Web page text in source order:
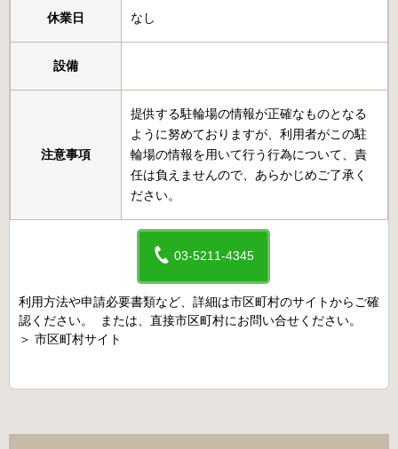
休業日 なし
設備
注意事項
提供する駐輪場の情報が正確なものとなる
ように努めておりますが、利用者がこの駐
輪場の情報を用いて行う行為について、責
任は負えませんので、あらかじめご了承く
ださい。
03-5211-4345
利用方法や申請必要書類など、詳細は市区町村のサイトからご確
認ください。 または、直接市区町村にお問い合せください。
＞ 市区町村サイト